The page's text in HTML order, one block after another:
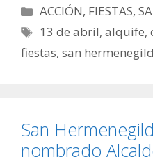
Categorías
ACCIÓN, FIESTAS,
Etiquetas
13 de abril,alquife,
fiestas, san
San
nombrado